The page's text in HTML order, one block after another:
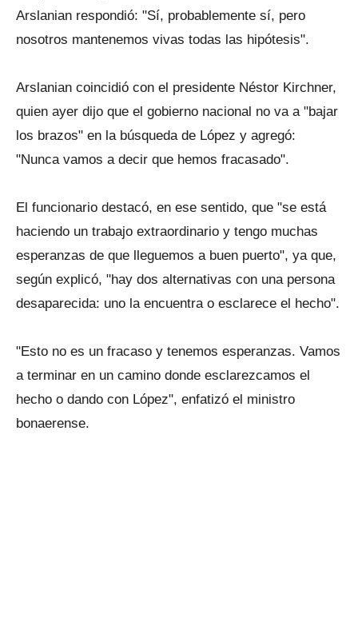
Arslanian respondió: "Sí, probablemente sí, pero
nosotros mantenemos vivas todas las hipótesis".
Arslanian coincidió con el presidente Néstor Kirchner,
quien ayer dijo que el gobierno nacional no va a "bajar
los brazos" en la búsqueda de López y agregó:
"Nunca vamos a decir que hemos fracasado".
El funcionario destacó, en ese sentido, que "se está
haciendo un trabajo extraordinario y tengo muchas
esperanzas de que lleguemos a buen puerto", ya que,
según explicó, "hay dos alternativas con una persona
desaparecida: uno la encuentra o esclarece el hecho".
"Esto no es un fracaso y tenemos esperanzas. Vamos
a terminar en un camino donde esclarezcamos el
hecho o dando con López", enfatizó el ministro
bonaerense.